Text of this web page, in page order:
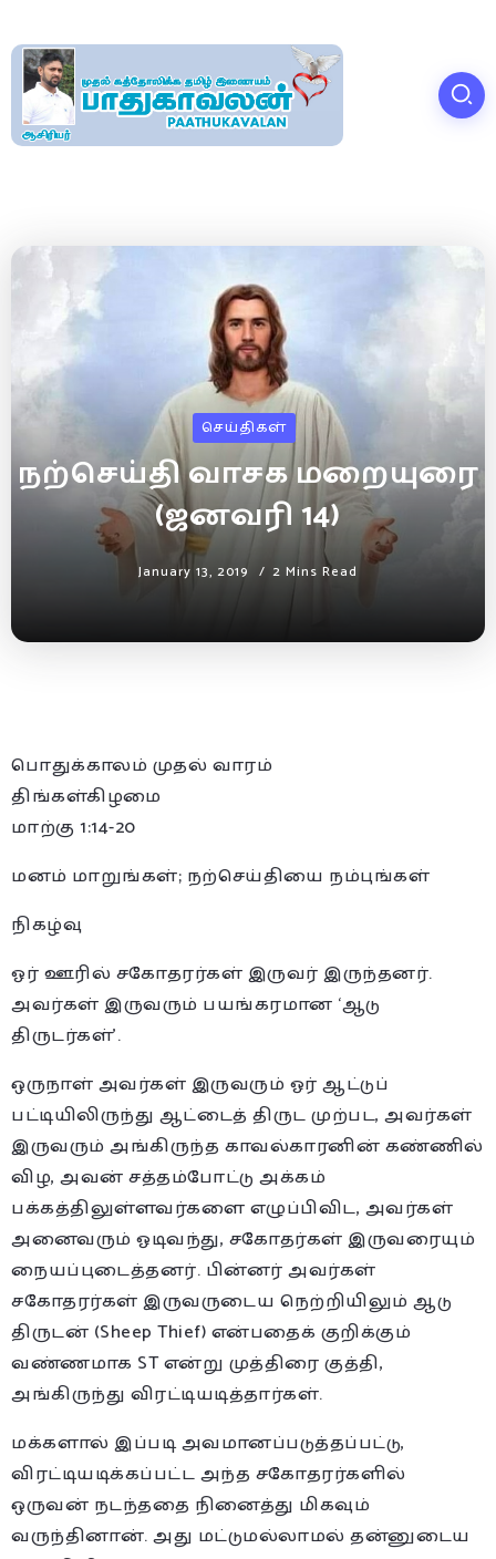
செய்திகள்
நற்செய்தி வாசக மறையுரை
(ஜனவரி 14)
January 13, 2019 2 Mins Read
பொதுக்காலம் முதல் வாரம்
திங்கள்கிழமை
மாற்கு 1:14-20
மனம் மாறுங்கள்; நற்செய்தியை நம்புங்கள்
நிகழ்வு
ஓர் ஊரில் சகோதரர்கள் இருவர் இருந்தனர்.
அவர்கள் இருவரும் பயங்கரமான ‘ஆடு
திருடர்கள்’.
ஒருநாள் அவர்கள் இருவரும் ஓர் ஆட்டுப்
பட்டியிலிருந்து ஆட்டைத் திருட முற்பட, அவர்கள்
இருவரும் அங்கிருந்த காவல்காரனின் கண்ணில்
விழ, அவன் சத்தம்போட்டு அக்கம்
பக்கத்திலுள்ளவர்களை எழுப்பிவிட, அவர்கள்
அனைவரும் ஓடிவந்து, சகோதர்கள் இருவரையும்
நையப்புடைத்தனர். பின்னர் அவர்கள்
சகோதரர்கள் இருவருடைய நெற்றியிலும் ஆடு
திருடன் (Sheep Thief) என்பதைக் குறிக்கும்
வண்ணமாக ST என்று முத்திரை குத்தி,
அங்கிருந்து விரட்டியடித்தார்கள்.
மக்களால் இப்படி அவமானப்படுத்தப்பட்டு,
விரட்டியடிக்கப்பட்ட அந்த சகோதரர்களில்
ஒருவன் நடந்ததை நினைத்து மிகவும்
வருந்தினான். அது மட்டுமல்லாமல் தன்னுடைய